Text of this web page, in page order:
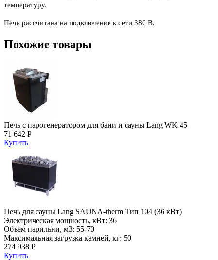
температуру.
Печь рассчитана на подключение к сети 380 В.
Похожие товары
Печь с парогенератором для бани и сауны Lang WK 45
71 642 Р
Купить
Печь для сауны Lang SAUNA-therm Тип 104 (36 кВт)
Электрическая мощность, кВт: 36
Объем парильни, м3: 55-70
Максимальная загрузка камней, кг: 50
274 938 Р
Купить